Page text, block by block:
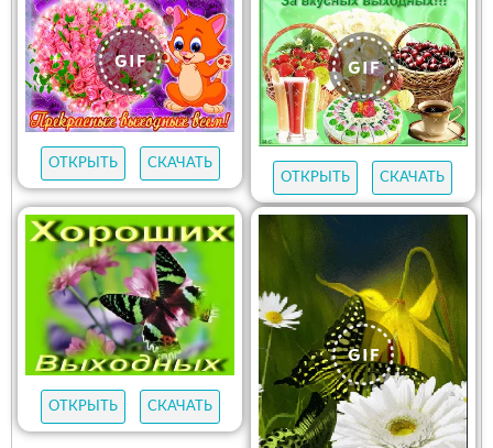
ОТКРЫТЬ
СКАЧАТЬ
ОТКРЫТЬ
СКАЧАТЬ
ОТКРЫТЬ СКАЧАТЬ